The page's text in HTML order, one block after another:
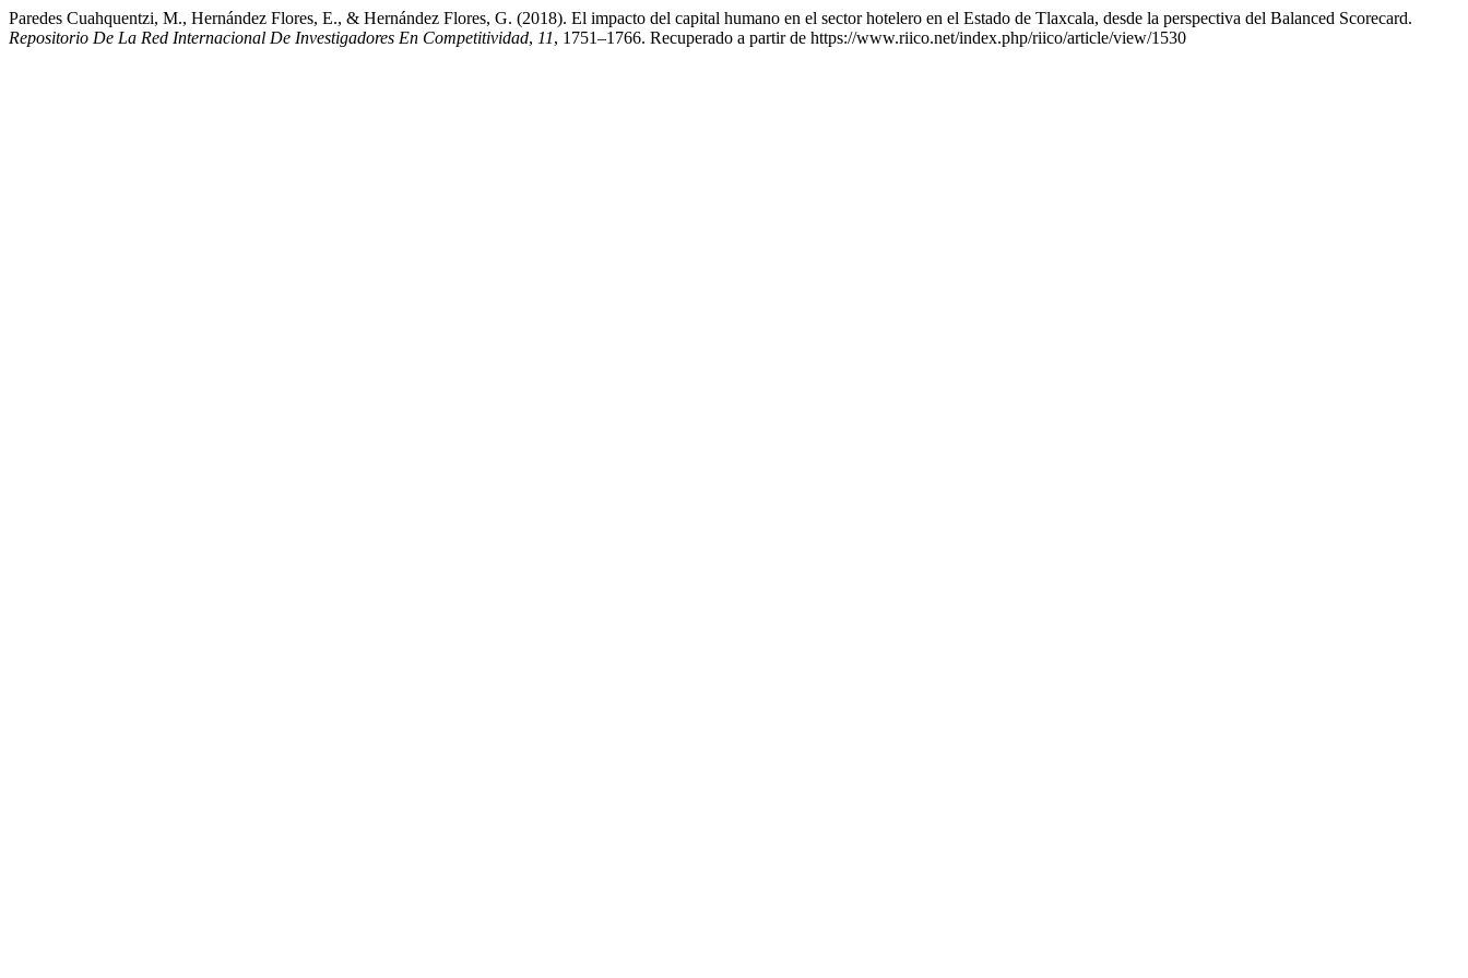
Paredes Cuahquentzi, M., Hernández Flores, E., & Hernández Flores, G. (2018). El impacto del capital humano en el sector hotelero en el Estado de Tlaxcala, desde la perspectiva del Balanced Scorecard.
Repositorio De La Red Internacional De Investigadores En Competitividad, 11, 1751–1766. Recuperado a partir de https://www.riico.net/index.php/riico/article/view/1530